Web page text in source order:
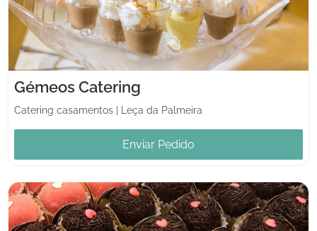
Gémeos Catering
Catering casamentos Leça da Palmeira
Enviar Pedido